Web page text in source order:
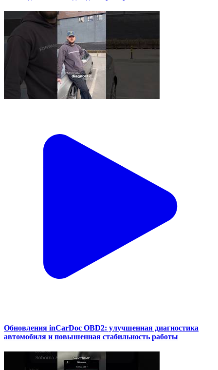
Обновления inCarDoc OBD2: улучшенная диагностика
автомобиля и повышенная стабильность работы